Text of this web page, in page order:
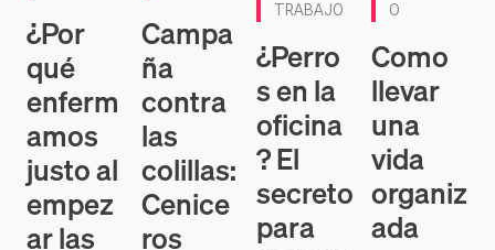
¿Por
qué
enferm
amos
justo al
empez
ar las
Campa
ña
contra
las
colillas:
Cenice
ros
TRABAJO
¿Perro
s en la
oficina
? El
secreto
para
O
Como
llevar
una
vida
organiz
ada